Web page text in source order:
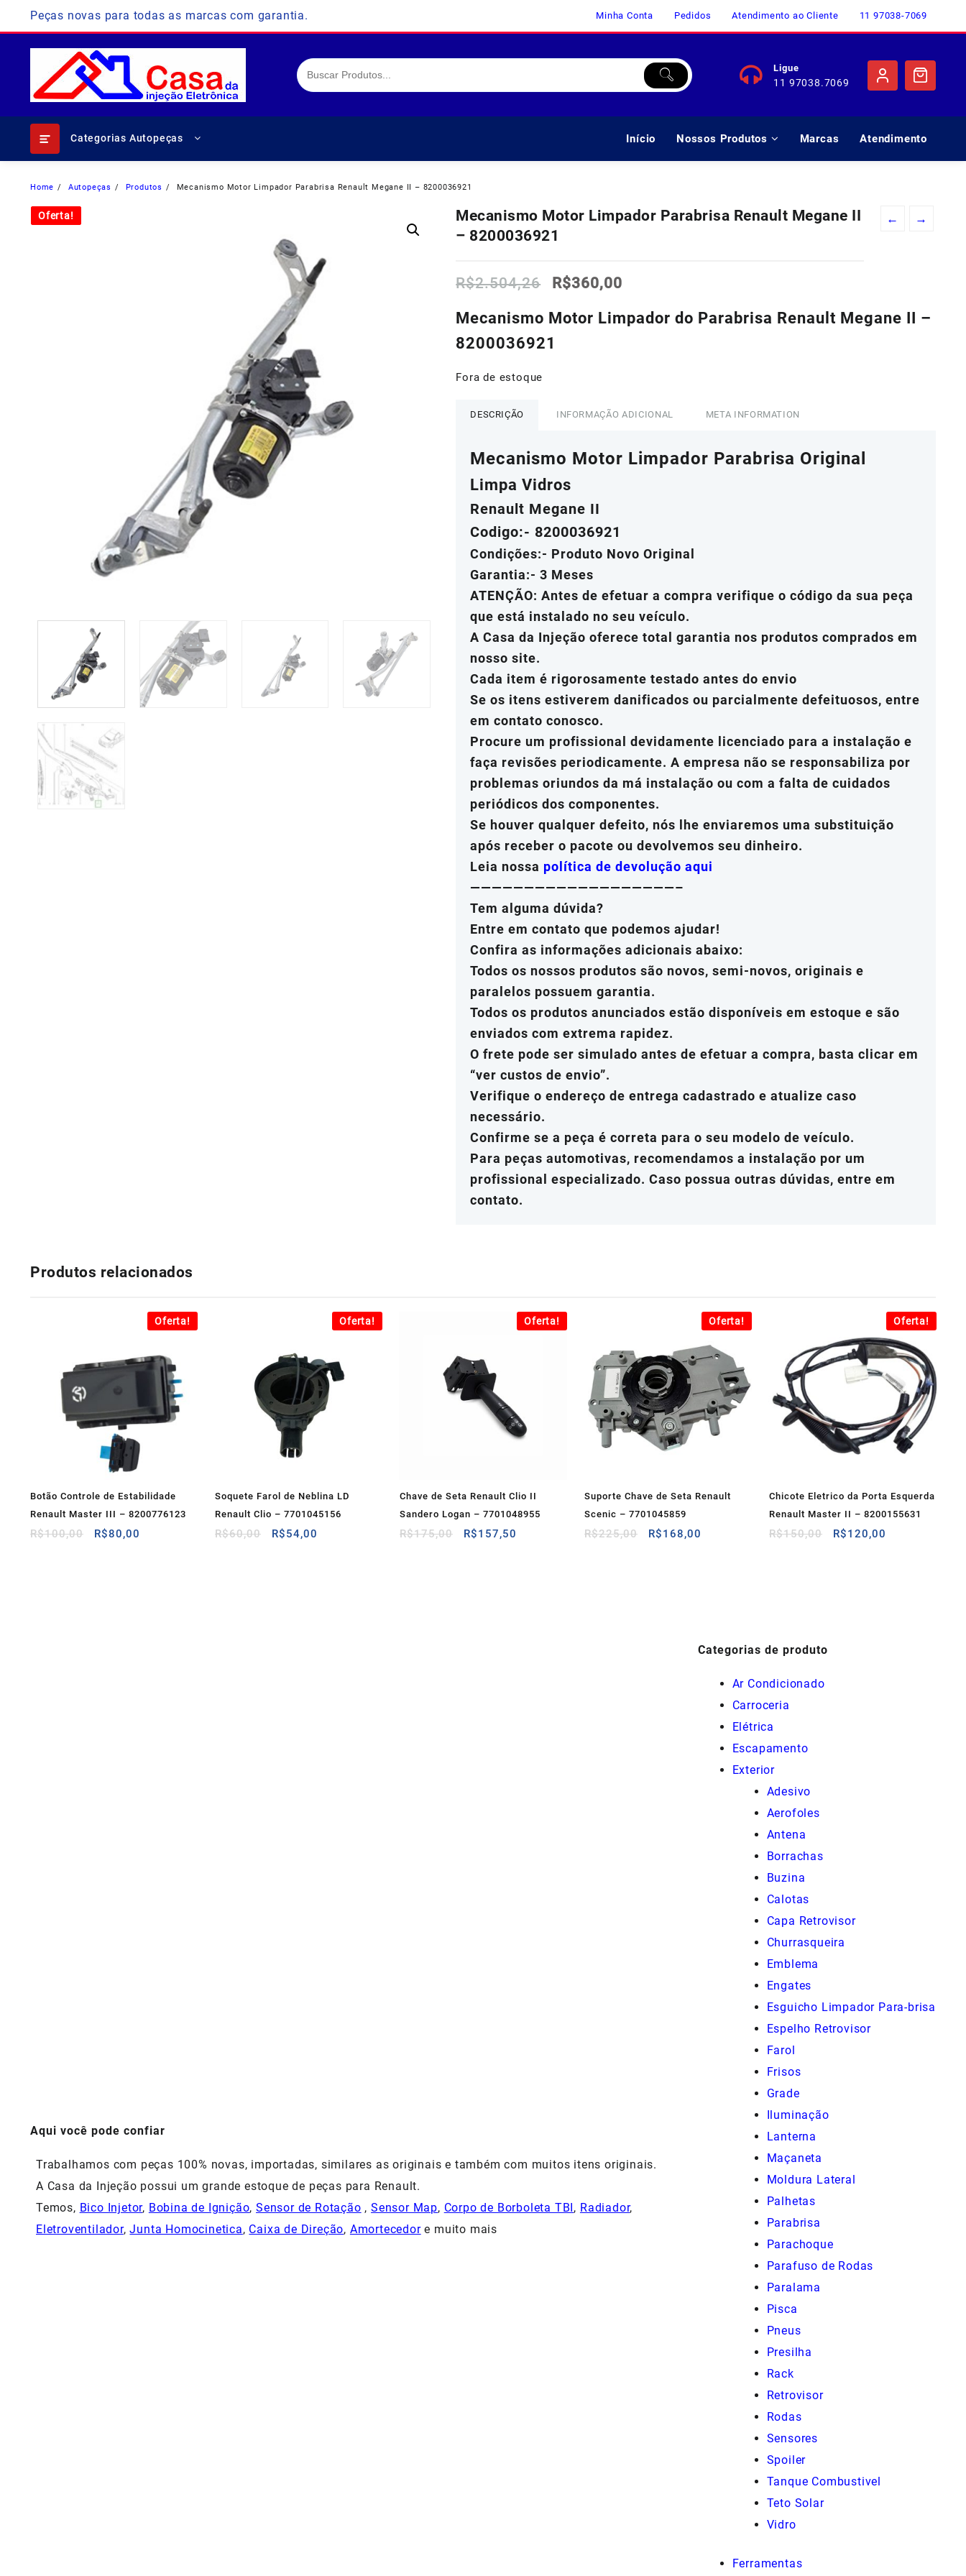
content
Peças novas para todas as marcas com garantia. Minha Conta Pedidos Atendimento ao Cliente 11 97038-7069
Ligue
11 97038.7069
Categorias Autopeças Início Nossos Produtos Marcas Atendimento
Home Autopeças Produtos Mecanismo Motor Limpador Parabrisa Renault Megane II – 8200036921
Oferta! ← →
Mecanismo Motor Limpador Parabrisa Renault Megane II
– 8200036921
R$2.504,26
O
original
era:
R$2.504,26.
R$360,00
atual
é:
Mecanismo Motor Limpador do Parabrisa Renault Megane II –
8200036921
Fora de estoque
DESCRIÇÃO INFORMAÇÃO ADICIONAL META INFORMATION
Mecanismo Motor Limpador Parabrisa Original
Limpa Vidros
Renault Megane II
Codigo:- 8200036921
Condições:- Produto Novo Original
Garantia:- 3 Meses
ATENÇÃO: Antes de efetuar a compra verifique o código da sua peça
que está instalado no seu veículo.
A Casa da Injeção oferece total garantia nos produtos comprados em
nosso site.
Cada item é rigorosamente testado antes do envio
Se os itens estiverem danificados ou parcialmente defeituosos, entre
em contato conosco.
Procure um profissional devidamente licenciado para a instalação e
faça revisões periodicamente. A empresa não se responsabiliza por
problemas oriundos da má instalação ou com a falta de cuidados
periódicos dos componentes.
Se houver qualquer defeito, nós lhe enviaremos uma substituição
após receber o pacote ou devolvemos seu dinheiro.
Leia nossa política de devolução aqui
———————————————————–
Tem alguma dúvida?
Entre em contato que podemos ajudar!
Confira as informações adicionais abaixo:
Todos os nossos produtos são novos, semi-novos, originais e
paralelos possuem garantia.
Todos os produtos anunciados estão disponíveis em estoque e são
enviados com extrema rapidez.
O frete pode ser simulado antes de efetuar a compra, basta clicar em
“ver custos de envio”.
Verifique o endereço de entrega cadastrado e atualize caso
necessário.
Confirme se a peça é correta para o seu modelo de veículo.
Para peças automotivas, recomendamos a instalação por um
profissional especializado. Caso possua outras dúvidas, entre em
contato.
Oferta!
Produtos relacionados
Oferta!
Botão Controle de Estabilidade
Renault Master III – 8200776123
R$100,00
O
R$80,00
Oferta!
Soquete Farol de Neblina LD
Renault Clio – 7701045156
R$60,00
O
R$54,00
Oferta!
Chave de Seta Renault Clio II
Sandero Logan – 7701048955
R$175,00
O
R$157,50
Oferta!
Suporte Chave de Seta Renault
Scenic – 7701045859
R$225,00
O
R$168,00
Oferta!
Chicote Eletrico da Porta Esquerda
Renault Master II – 8200155631
R$150,00
O
R$120,00
Aqui você pode confiar
Trabalhamos com peças 100% novas, importadas, similares as originais e também com muitos itens originais.
A Casa da Injeção possui um grande estoque de peças para Renault.
Temos, Bico Injetor, Bobina de Ignição,Sensor de Rotação ,Sensor Map, Corpo de Borboleta TBI, Radiador,
Eletroventilador,Junta Homocinetica, Caixa de Direção, Amortecedore muito mais
Categorias de produto
Ar Condicionado
Carroceria
Elétrica
Escapamento
Exterior
Adesivo
Aerofoles
Antena
Borrachas
Buzina
Calotas
Capa Retrovisor
Churrasqueira
Emblema
Engates
Esguicho Limpador Para-brisa
Espelho Retrovisor
Farol
Frisos
Grade
Iluminação
Lanterna
Maçaneta
Moldura Lateral
Palhetas
Parabrisa
Parachoque
Parafuso de Rodas
Paralama
Pisca
Pneus
Presilha
Rack
Retrovisor
Rodas
Sensores
Spoiler
Tanque Combustivel
Teto Solar
Vidro
Ferramentas